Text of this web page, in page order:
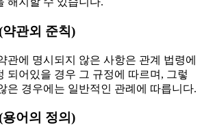
관외 준칙)
관에 명시되지 않은 사항은 관계 법령에
되어있을 경우 그 규정에 따르며, 그렇
은 경우에는 일반적인 관례에 따릅니다.
어의 정의)